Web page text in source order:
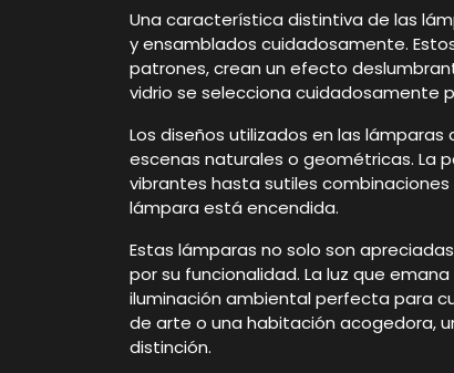
Una característica distintiva de las
y ensamblados cuidadosamente.
patrones, crean un efecto
vidrio se selecciona cuidadosamente
Los diseños utilizados en las
escenas naturales o geométricas. La
vibrantes hasta sutiles
lámpara está encendida.
Estas lámparas no solo son
por su funcionalidad. La luz que
iluminación ambiental perfecta para
de arte o una habitación acogedora,
distinción.